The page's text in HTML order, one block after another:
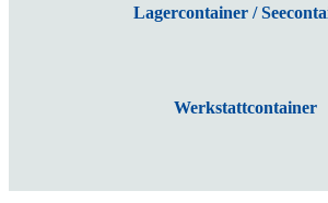
Lagercontainer /
Werkstattcontainer